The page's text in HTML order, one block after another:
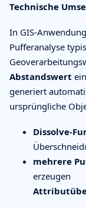
Technische
In GIS-
Pufferanalyse
Abstandswert
generiert
ursprüngliche
Dissolve-
mehrere
erzeugen